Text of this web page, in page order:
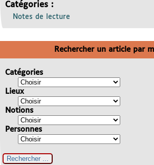
Catégories :
Notes de lecture
Rechercher un article par
Catégories
Lieux
Notions
Personnes